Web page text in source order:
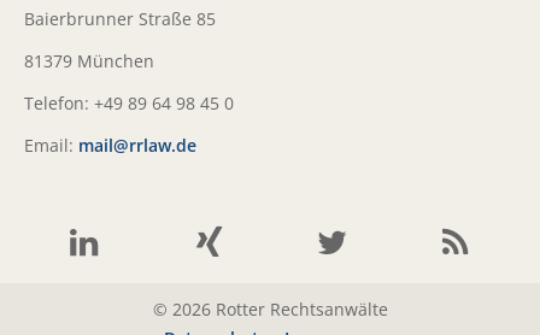
Baierbrunner Straße 85
81379 München
Telefon: +49 89 64 98 45 0
Email: mail@rrlaw.de
© 2026 Rotter Rechtsanwälte